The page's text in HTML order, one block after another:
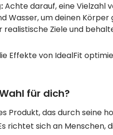
Achte darauf, eine Vielzahl
Wasser, um deinen Körper
realistische Ziele und
Effekte von IdealFit
für dich?
Produkt, das durch seine
richtet sich an Menschen,